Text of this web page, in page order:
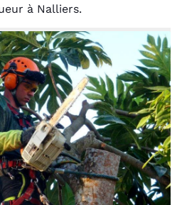
à Nalliers.
14 décembre 2024
Excellente prestation pour
l'abattage délicat d'un sapin
entre deux maisons.
Technicité irréprochable et
sécurité assurée. Le
chantier a été laissé propre.
Je n'hésiterai pas à vous
recontacter.